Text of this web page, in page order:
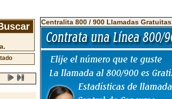
Centralita 800 / 900 Llamadas Gratuitas